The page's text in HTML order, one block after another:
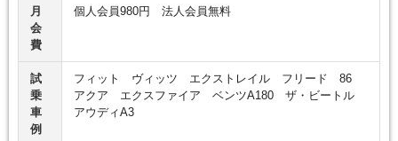
月
会
費
個人会員980円 法人会員無料
試
乗
車
例
フィット ヴィッツ エクストレイル フリード 86
アクア エクスファイア ベンツA180 ザ・ビートル
アウディA3